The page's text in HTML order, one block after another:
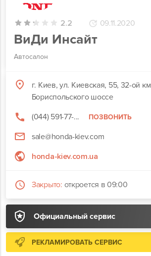
2.2 09.11.2020
ВиДи Инсайт
Автосалон
Официальный сервис
г. Киев, ул. Киевская, 55, 32-ой км
Бориспольского шоссе
(044) 591-77-...
ПОЗВОНИТЬ
sale@honda-kiev.com
honda-kiev.com.ua
Закрыто: откроется в 09:00
РЕКЛАМИРОВАТЬ СЕРВИС